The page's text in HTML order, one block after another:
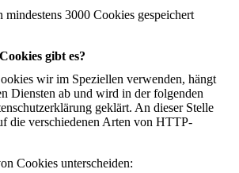
mindestens 3000 Cookies gespeichert
gibt es?
wir im Speziellen verwenden, hängt
Diensten ab und wird in der folgenden
geklärt. An dieser Stelle
die verschiedenen Arten von HTTP-
Cookies unterscheiden: